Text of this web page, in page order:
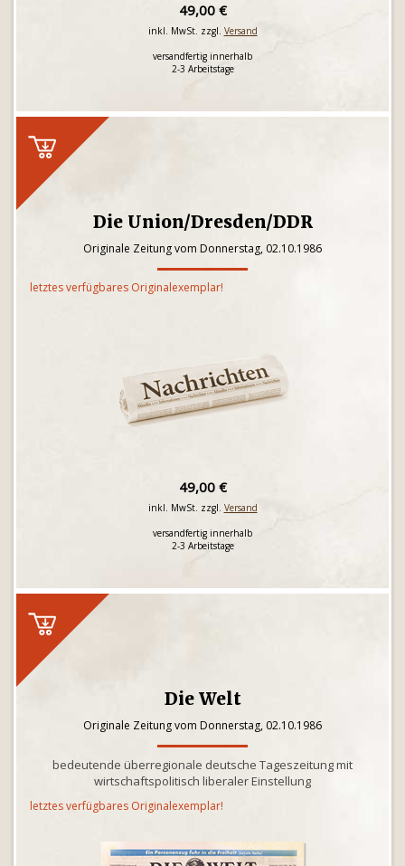
49,00 €
inkl. MwSt. zzgl. Versand
versandfertig innerhalb
2-3 Arbeitstage
Die Union/Dresden/DDR
Originale Zeitung vom Donnerstag, 02.10.1986
letztes verfügbares Originalexemplar!
49,00 €
inkl. MwSt. zzgl. Versand
versandfertig innerhalb
2-3 Arbeitstage
Die Welt
Originale Zeitung vom Donnerstag, 02.10.1986
bedeutende überregionale deutsche Tageszeitung mit
wirtschaftspolitisch liberaler Einstellung
letztes verfügbares Originalexemplar!